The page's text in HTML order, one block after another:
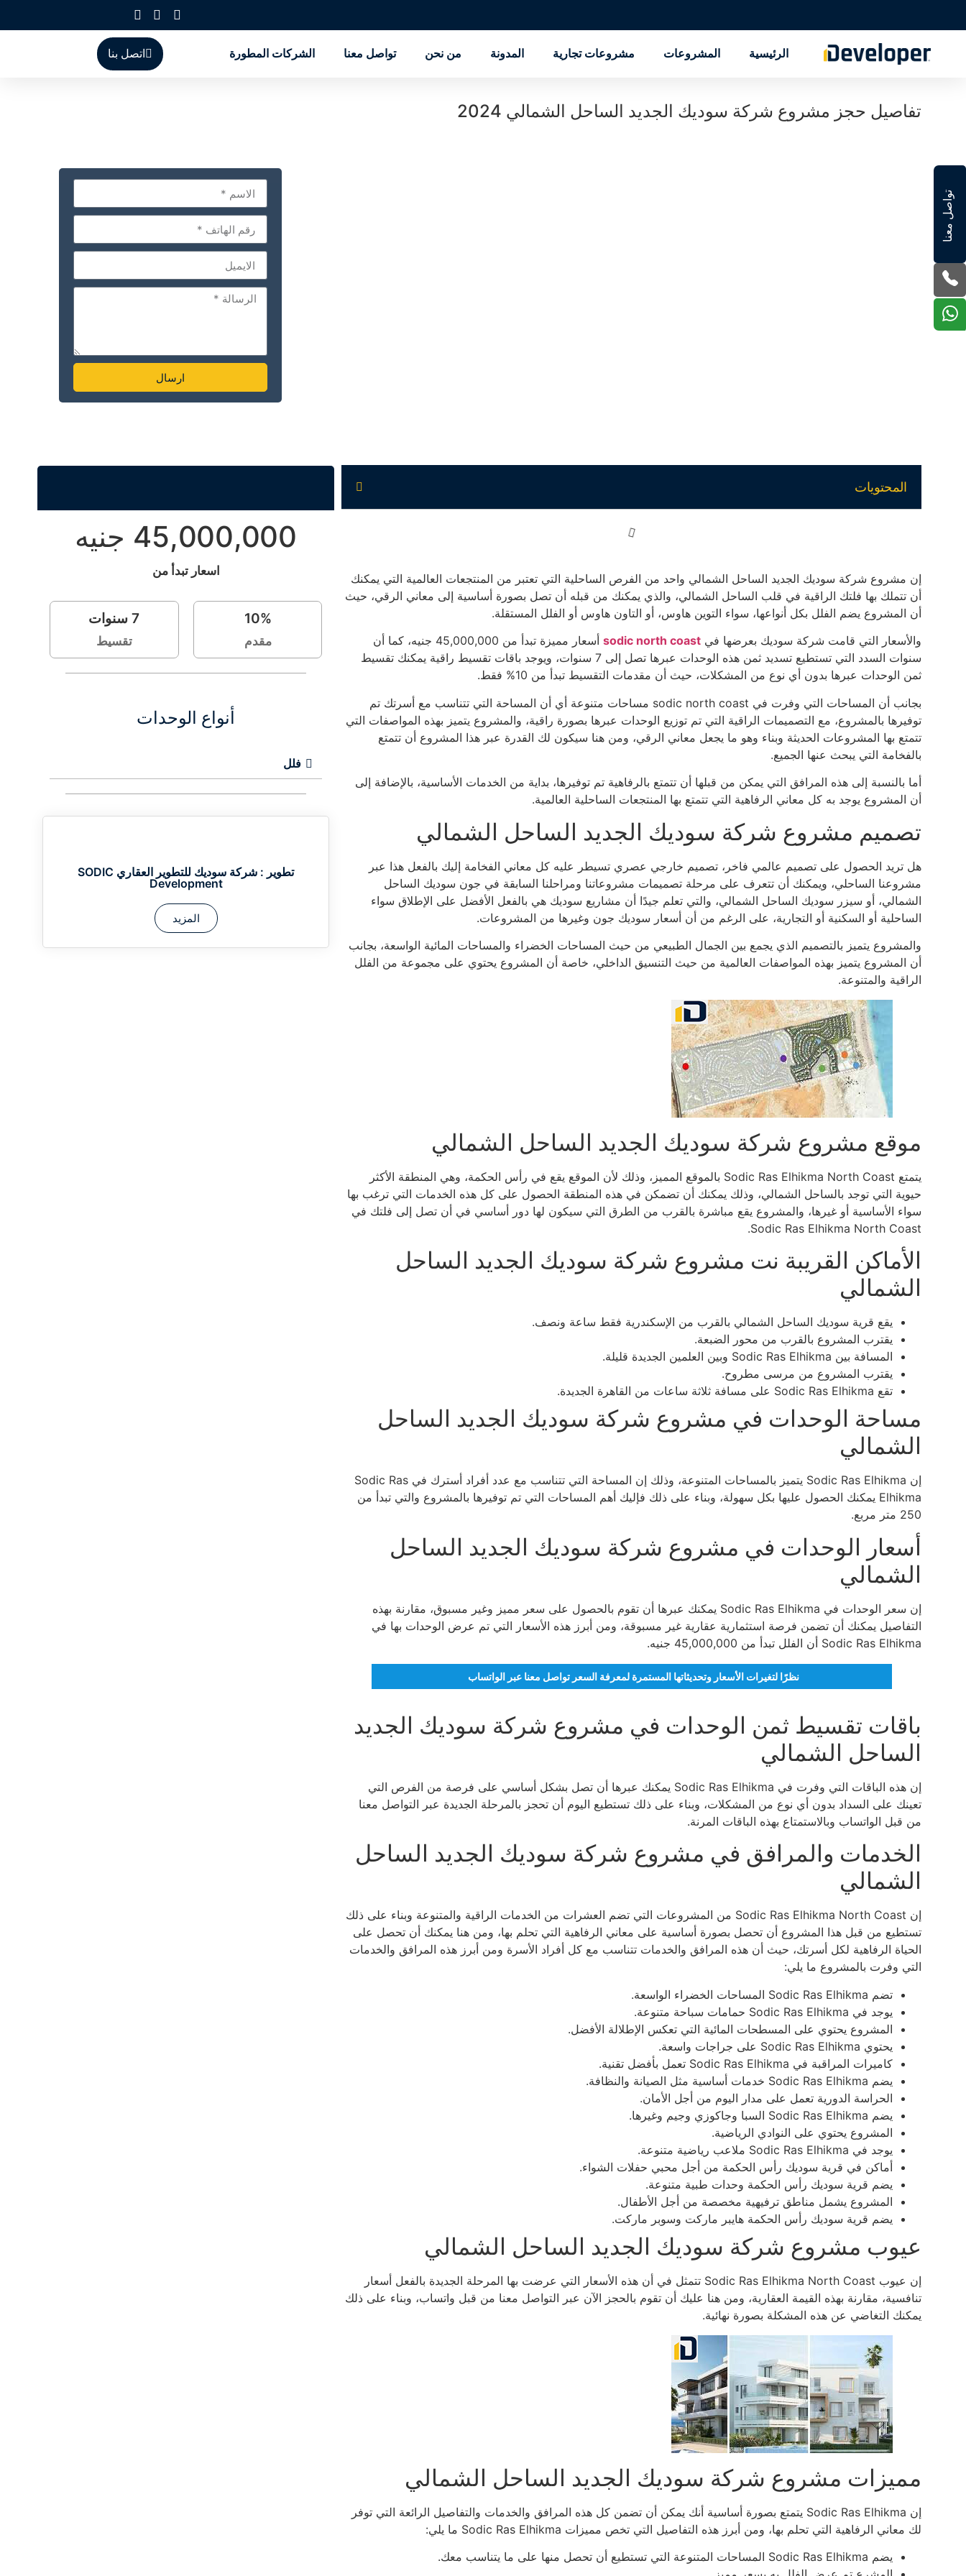
الرئيسية المشروعات مشروعات تجارية المدونة من نحن تواصل معنا الشركات المطورة اتصل بنا
تفاصيل حجز مشروع شركة سوديك الجديد الساحل الشمالي 2024
ارسال
Alternative:
تواصل معنا
المحتويات
إن مشروع شركة سوديك الجديد الساحل الشمالي واحد من الفرص الساحلية التي تعتبر من المنتجعات العالمية التي يمكنك
أن تتملك بها فلتك الراقية في قلب الساحل الشمالي، والذي يمكنك من قبله أن تصل بصورة أساسية إلى معاني الرقي، حيث
أن المشروع يضم الفلل بكل أنواعها، سواء التوين هاوس، أو التاون هاوس أو الفلل المستقلة.
والأسعار التي قامت شركة سوديك بعرضها في sodic north coast
أسعار مميزة تبدأ من 45,000,000 جنيه، كما أن
سنوات السدد التي تستطيع تسديد ثمن هذه الوحدات عبرها تصل إلى 7 سنوات، ويوجد باقات تقسيط راقية يمكنك تقسيط
ثمن الوحدات عبرها بدون أي نوع من المشكلات، حيث أن مقدمات التقسيط تبدأ من 10% فقط.
بجانب أن المساحات التي وفرت في sodic north coast مساحات متنوعة أي أن المساحة التي تتناسب مع أسرتك تم
توفيرها بالمشروع، مع التصميمات الراقية التي تم توزيع الوحدات عبرها بصورة راقية، والمشروع يتميز بهذه المواصفات التي
تتمتع بها المشروعات الحديثة وبناء وهو ما يجعل معاني الرقي، ومن هنا سيكون لك القدرة عبر هذا المشروع أن تتمتع
بالفخامة التي يبحث عنها الجميع.
أما بالنسبة إلى هذه المرافق التي يمكن من قبلها أن تتمتع بالرفاهية تم توفيرها، بداية من الخدمات الأساسية، بالإضافة إلى
أن المشروع يوجد به كل معاني الرفاهية التي تتمتع بها المنتجعات الساحلية العالمية.
تصميم مشروع شركة سوديك الجديد الساحل الشمالي
هل تريد الحصول على تصميم عالمي فاخر، تصميم خارجي عصري تسيطر عليه كل معاني الفخامة إليك بالفعل هذا عبر
مشروعنا الساحلي، ويمكنك أن تتعرف على مرحلة تصميمات مشروعاتنا ومراحلنا السابقة في جون سوديك الساحل
الشمالي، أو سيزر سوديك الساحل الشمالي، والتي تعلم جيدًا أن مشاريع سوديك هي بالفعل الأفضل على الإطلاق سواء
الساحلية أو السكنية أو التجارية، على الرغم من أن أسعار سوديك جون وغيرها من المشروعات.
والمشروع يتميز بالتصميم الذي يجمع بين الجمال الطبيعي من حيث المساحات الخضراء والمساحات المائية الواسعة، بجانب
أن المشروع يتميز بهذه المواصفات العالمية من حيث التنسيق الداخلي، خاصة أن المشروع يحتوي على مجموعة من الفلل
الراقية والمتنوعة.
موقع مشروع شركة سوديك الجديد الساحل الشمالي
يتمتع Sodic Ras Elhikma North Coast بالموقع المميز، وذلك لأن الموقع يقع في رأس الحكمة، وهي المنطقة الأكثر
حيوية التي توجد بالساحل الشمالي، وذلك يمكنك أن تضمكن في هذه المنطقة الحصول على كل هذه الخدمات التي ترغب بها
سواء الأساسية أو غيرها، والمشروع يقع مباشرة بالقرب من الطرق التي سيكون لها دور أساسي في أن تصل إلى فلتك في
Sodic Ras Elhikma North Coast.
الأماكن القريبة نت مشروع شركة سوديك الجديد الساحل
الشمالي
يقع قرية سوديك الساحل الشمالي بالقرب من الإسكندرية فقط ساعة ونصف.
يقترب المشروع بالقرب من محور الضبعة.
المسافة بين Sodic Ras Elhikma وبين العلمين الجديدة قليلة.
يقترب المشروع من مرسى مطروح.
تقع Sodic Ras Elhikma على مسافة ثلاثة ساعات من القاهرة الجديدة.
مساحة الوحدات في مشروع شركة سوديك الجديد الساحل
الشمالي
إن Sodic Ras Elhikma يتميز بالمساحات المتنوعة، وذلك إن المساحة التي تتناسب مع عدد أفراد أسترك في Sodic Ras
Elhikma يمكنك الحصول عليها بكل سهولة، وبناء على ذلك فإليك أهم المساحات التي تم توفيرها بالمشروع والتي تبدأ من
250 متر مربع.
أسعار الوحدات في مشروع شركة سوديك الجديد الساحل
الشمالي
إن سعر الوحدات في Sodic Ras Elhikma يمكنك عبرها أن تقوم بالحصول على سعر مميز وغير مسبوق، مقارنة بهذه
التفاصيل يمكنك أن تضمن فرصة استثمارية عقارية غير مسبوقة، ومن أبرز هذه الأسعار التي تم عرض الوحدات بها في
Sodic Ras Elhikma أن الفلل تبدأ من 45,000,000 جنيه.
نظرًا لتغيرات الأسعار وتحديثاتها المستمرة لمعرفة السعر تواصل معنا عبر الواتساب
باقات تقسيط ثمن الوحدات في مشروع شركة سوديك الجديد
الساحل الشمالي
إن هذه الباقات التي وفرت في Sodic Ras Elhikma يمكنك عبرها أن تصل بشكل أساسي على فرصة من الفرص التي
تعينك على السداد بدون أي نوع من المشكلات، وبناء على ذلك تستطيع اليوم أن تحجز بالمرحلة الجديدة عبر التواصل معنا
من قبل الواتساب وبالاستمتاع بهذه الباقات المرنة.
الخدمات والمرافق في مشروع شركة سوديك الجديد الساحل
الشمالي
إن Sodic Ras Elhikma North Coast من المشروعات التي تضم العشرات من الخدمات الراقية والمتنوعة وبناء على ذلك
تستطيع من قبل هذا المشروع أن تحصل بصورة أساسية على معاني الرفاهية التي تحلم بها، ومن هنا يمكنك أن تحصل على
الحياة الرفاهية لكل أسرتك، حيث أن هذه المرافق والخدمات تتناسب مع كل أفراد الأسرة ومن أبرز هذه المرافق والخدمات
التي وفرت بالمشروع ما يلي:
تضم Sodic Ras Elhikma المساحات الخضراء الواسعة.
يوجد في Sodic Ras Elhikma حمامات سباحة متنوعة.
المشروع يحتوي على المسطحات المائية التي تعكس الإطلالة الأفضل.
يحتوي Sodic Ras Elhikma على جراجات واسعة.
كاميرات المراقبة في Sodic Ras Elhikma تعمل بأفضل تقنية.
يضم Sodic Ras Elhikma خدمات أساسية مثل الصيانة والنظافة.
الحراسة الدورية تعمل على مدار اليوم من أجل الأمان.
يضم Sodic Ras Elhikma السبا وجاكوزي وجيم وغيرها.
المشروع يحتوي على النوادي الرياضية.
يوجد في Sodic Ras Elhikma ملاعب رياضية متنوعة.
أماكن في قرية سوديك رأس الحكمة من أجل محبي حفلات الشواء.
يضم قرية سوديك رأس الحكمة وحدات طبية متنوعة.
المشروع يشمل مناطق ترفيهية مخصصة من أجل الأطفال.
يضم قرية سوديك رأس الحكمة هايبر ماركت وسوبر ماركت.
عيوب مشروع شركة سوديك الجديد الساحل الشمالي
إن عيوب Sodic Ras Elhikma North Coast تتمثل في أن هذه الأسعار التي عرضت بها المرحلة الجديدة بالفعل أسعار
تنافسية، مقارنة بهذه القيمة العقارية، ومن هنا عليك أن تقوم بالحجز الآن عبر التواصل معنا من قبل واتساب، وبناء على ذلك
يمكنك التغاضي عن هذه المشكلة بصورة نهائية.
مميزات مشروع شركة سوديك الجديد الساحل الشمالي
إن Sodic Ras Elhikma يتمتع بصورة أساسية أنك يمكن أن تضمن كل هذه المرافق والخدمات والتفاصيل الرائعة التي توفر
لك معاني الرفاهية التي تحلم بها، ومن أبرز هذه التفاصيل التي تخص مميزات Sodic Ras Elhikma ما يلي:
يضم Sodic Ras Elhikma المساحات المتنوعة التي تستطيع أن تحصل منها على ما يتناسب معك.
45,000,000 جنيه
اسعار تبدأ من
10%
مقدم
7سنوات
تقسيط
أنواع الوحدات
فلل
تطوير :
شركة سوديك للتطوير العقاري SODIC
Development
المزيد